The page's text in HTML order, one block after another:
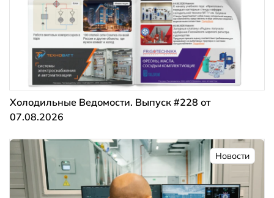
Холодильные Ведомости. Выпуск #228 от
07.08.2026
Новости